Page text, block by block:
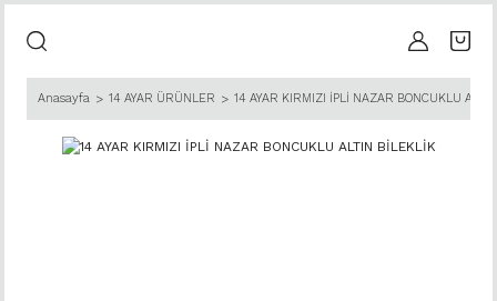
Anasayfa 14 AYAR ÜRÜNLER 14 AYAR KIRMIZI İPLİ NAZAR BONCUKLU